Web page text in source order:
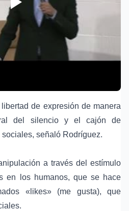
de expresión de manera
del silencio y el cajón de
señaló Rodríguez.
a través del estímulo
en los humanos, que se hace
«likes» (me gusta), que